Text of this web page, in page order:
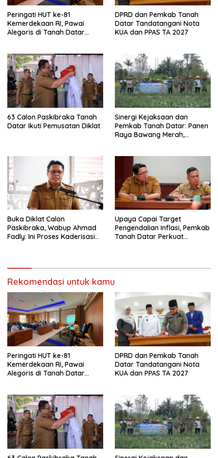
Peringati HUT ke-81
Kemerdekaan RI, Pawai
Alegoris di Tanah Datar
DPRD dan Pemkab Tanah
Datar Tandatangani Nota
KUA dan PPAS TA 2027
63 Calon Paskibraka Tanah
Datar Ikuti Pemusatan Diklat
Sinergi Kejaksaan dan
Pemkab Tanah Datar: Panen
Raya Bawang Merah,
Buka Diklat Calon
Paskibraka, Wabup Ahmad
Fadly: Ini Proses Kaderisasi
Upaya Capai Target
Pengendalian Inflasi, Pemkab
Tanah Datar Perkuat
Rekomendasi untuk kamu
Peringati HUT ke-81
Kemerdekaan RI, Pawai
Alegoris di Tanah Datar
DPRD dan Pemkab Tanah
Datar Tandatangani Nota
KUA dan PPAS TA 2027